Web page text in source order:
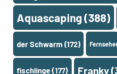
Aquascaping(388)
der Schwarm(172)
fischlinge(177) Franky